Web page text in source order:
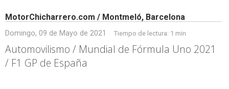
MotorChicharrero.com / Montmeló, Barcelona
Domingo, 09 de Mayo de 2021 Tiempo de lectura: 1 min
Automovilismo / Mundial de Fórmula Uno 2021
/ F1 GP de España